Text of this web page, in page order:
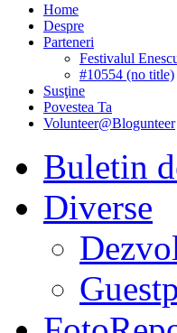
Home
Despre
Parteneri
Festivalul
#10554 (no title)
Susţine
Povestea Ta
Volunteer@Blogunteer
Buletin
Diverse